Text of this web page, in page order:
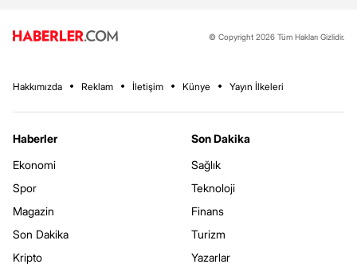
© Copyright 2026 Tüm Hakları Gizlidir.
Hakkımızda Reklam İletişim Künye Yayın İlkeleri
Haberler
Ekonomi
Spor
Magazin
Son Dakika
Kripto
Son Dakika
Sağlık
Teknoloji
Finans
Turizm
Yazarlar